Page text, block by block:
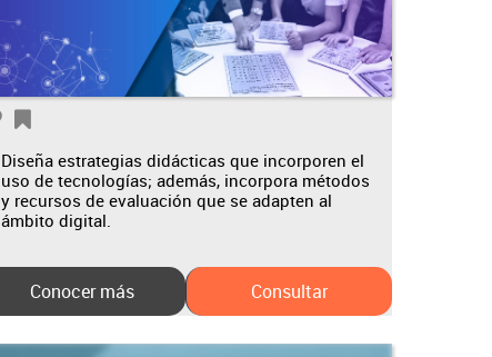
Diseña estrategias didácticas que incorporen el
uso de tecnologías; además, incorpora métodos
y recursos de evaluación que se adapten al
ámbito digital.
Conocer más Consultar